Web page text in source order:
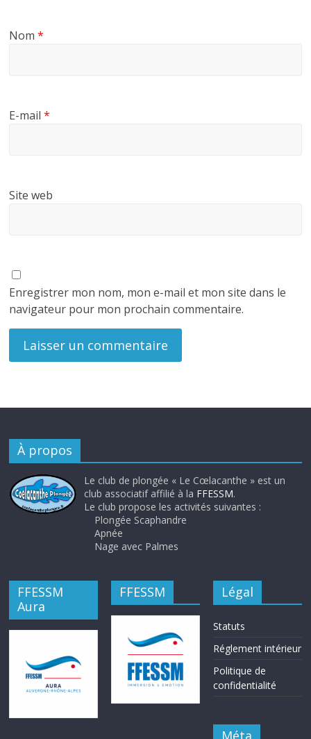
Nom*
E-mail*
Site web
Enregistrer mon nom, mon e-mail et mon site dans le
navigateur pour mon prochain commentaire.
À propos
Le club de plongée « Le Cœlacanthe » est un
club associatif affilié à la FFESSM.
Le club propose les activités suivantes :
Plongée Scaphandre
Apnée
Nage avec Palmes
FFESSM
Aura
FFESSM Légal
Statuts
Réglement intérieur
Politique de
confidentialité
Méta